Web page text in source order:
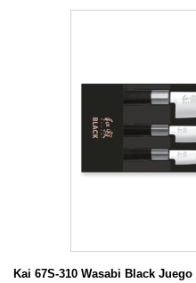
Kai 67S-310 Wasabi Black